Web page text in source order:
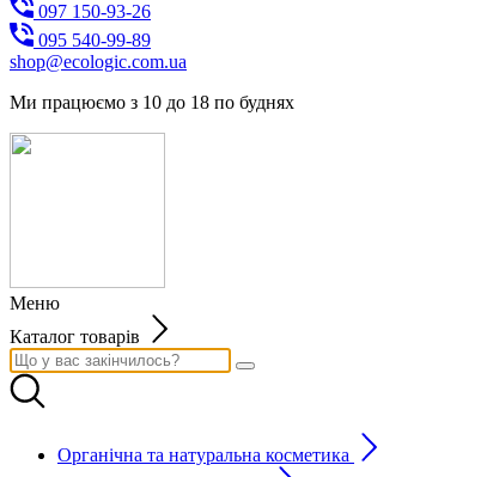
097 150-93-26
095 540-99-89
shoр@ecologic.com.ua
Ми працюємо з 10 до 18 по буднях
Меню
Каталог товарів
Органічна та натуральна косметика